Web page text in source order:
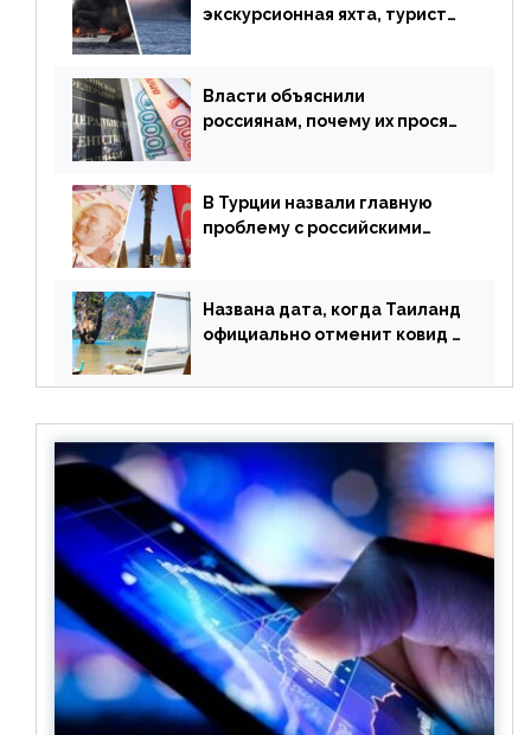
экскурсионная яхта, туристы
Власти объяснили
россиянам, почему их просят
В Турции назвали главную
проблему с российскими
Названа дата, когда Таиланд
официально отменит ковид и